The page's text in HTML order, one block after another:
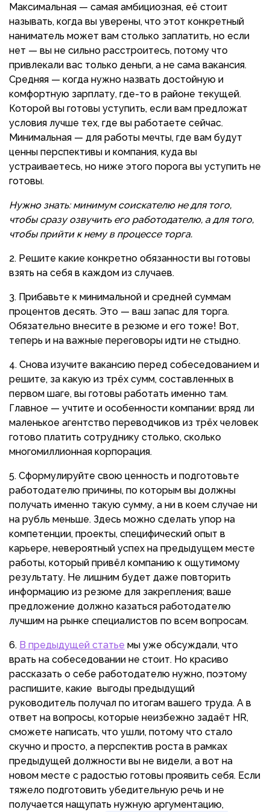
Максимальная — самая амбициозная, её стоит
называть, когда вы уверены, что этот конкретный
наниматель может вам столько заплатить, но если
нет — вы не сильно расстроитесь, потому что
привлекали вас только деньги, а не сама вакансия.
Средняя — когда нужно назвать достойную и
комфортную зарплату, где-то в районе текущей.
Которой вы готовы уступить, если вам предложат
условия лучше тех, где вы работаете сейчас.
Минимальная — для работы мечты, где вам будут
ценны перспективы и компания, куда вы
устраиваетесь, но ниже этого порога вы уступить не
готовы.
Нужно знать: минимум соискателю не для того,
чтобы сразу озвучить его работодателю, а для того,
чтобы прийти к нему в процессе торга.
Решите какие конкретно обязанности вы готовы
взять на себя в каждом из случаев.
Прибавьте к минимальной и средней суммам
процентов десять. Это — ваш запас для торга.
Обязательно внесите в резюме и его тоже! Вот,
теперь и на важные переговоры идти не стыдно.
Снова изучите вакансию перед собеседованием и
решите, за какую из трёх сумм, составленных в
первом шаге, вы готовы работать именно там.
Главное — учтите и особенности компании: вряд ли
маленькое агентство переводчиков из трёх человек
готово платить сотруднику столько, сколько
многомиллионная корпорация.
Сформулируйте свою ценность и подготовьте
работодателю причины, по которым вы должны
получать именно такую сумму, а ни в коем случае ни
на рубль меньше. Здесь можно сделать упор на
компетенции, проекты, специфический опыт в
карьере, невероятный успех на предыдущем месте
работы, который привёл компанию к ощутимому
результату. Не лишним будет даже повторить
информацию из резюме для закрепления; ваше
предложение должно казаться работодателю
лучшим на рынке специалистов по всем вопросам.
В предыдущей статье мы уже обсуждали, что
врать на собеседовании не стоит. Но красиво
рассказать о себе работодателю нужно, поэтому
распишите, какие выгоды предыдущий
руководитель получал по итогам вашего труда. А в
ответ на вопросы, которые неизбежно задаёт HR,
сможете написать, что ушли, потому что стало
скучно и просто, а перспектив роста в рамках
предыдущей должности вы не видели, а вот на
новом месте с радостью готовы проявить себя. Если
тяжело подготовить убедительную речь и не
получается нащупать нужную аргументацию,